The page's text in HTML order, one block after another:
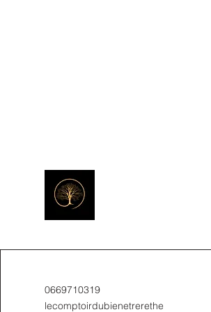
0669710319
lecomptoirdubienetrerethe